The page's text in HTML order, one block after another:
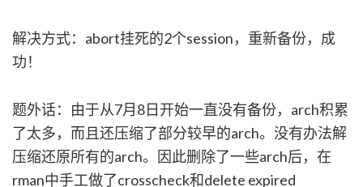
解决方式：abort挂死的2个session，重新备份，成
功！
题外话：由于从7月8日开始一直没有备份，arch积累
了太多，而且还压缩了部分较早的arch。没有办法解
压缩还原所有的arch。因此删除了一些arch后，在
rman中手工做了crosscheck和delete expired